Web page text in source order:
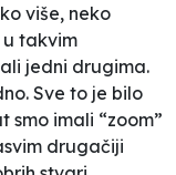
više, neko
u takvim
jedni drugima.
Sve to je bilo
smo imali “zoom”
drugačiji